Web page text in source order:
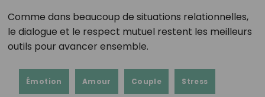
Comme dans beaucoup de situations relationnelles,
le dialogue et le respect mutuel restent les meilleurs
outils pour avancer ensemble.
Émotion Amour Couple Stress